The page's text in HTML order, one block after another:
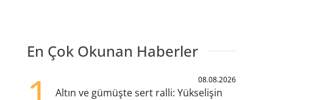
En Çok Okunan Haberler
08.08.2026
Altın ve gümüşte sert ralli: Yükselişin